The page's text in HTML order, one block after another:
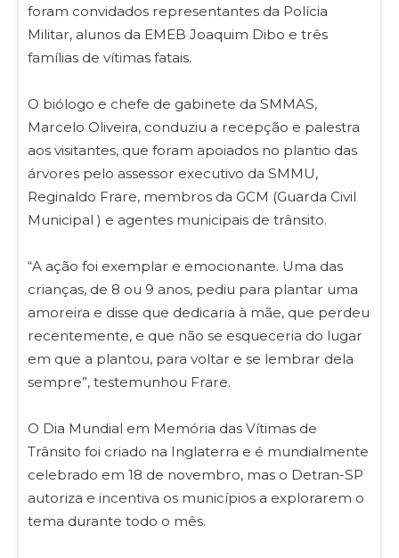
foram convidados representantes da Polícia
Militar, alunos da EMEB Joaquim Dibo e três
famílias de vítimas fatais.
O biólogo e chefe de gabinete da SMMAS,
Marcelo Oliveira, conduziu a recepção e palestra
aos visitantes, que foram apoiados no plantio das
árvores pelo assessor executivo da SMMU,
Reginaldo Frare, membros da GCM (Guarda Civil
Municipal ) e agentes municipais de trânsito.
“A ação foi exemplar e emocionante. Uma das
crianças, de 8 ou 9 anos, pediu para plantar uma
amoreira e disse que dedicaria à mãe, que perdeu
recentemente, e que não se esqueceria do lugar
em que a plantou, para voltar e se lembrar dela
sempre”, testemunhou Frare.
O Dia Mundial em Memória das Vítimas de
Trânsito foi criado na Inglaterra e é mundialmente
celebrado em 18 de novembro, mas o Detran-SP
autoriza e incentiva os municípios a explorarem o
tema durante todo o mês.